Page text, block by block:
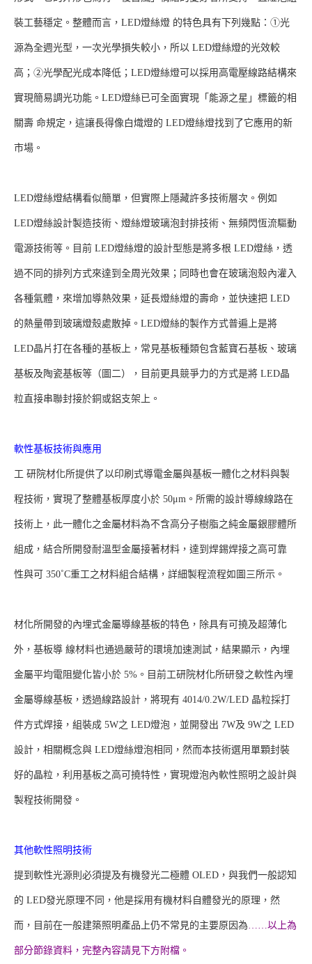
裝工藝穩定。整體而言，LED燈絲燈 的特色具有下列幾點：①光
源為全週光型，一次光學損失較小，所以 LED燈絲燈的光效較
高；②光學配光成本降低；LED燈絲燈可以採用高電壓線路結構來
實現簡易調光功能。LED燈絲已可全面實現「能源之星」標籤的相
關壽 命規定，這讓長得像白熾燈的 LED燈絲燈找到了它應用的新
市場。
LED燈絲燈結構看似簡單，但實際上隱藏許多技術層次。例如
LED燈絲設計製造技術、燈絲燈玻璃泡封排技術、無頻閃恆流驅動
電源技術等。目前 LED燈絲燈的設計型態是將多根 LED燈絲，透
過不同的排列方式來達到全周光效果；同時也會在玻璃泡殼內灌入
各種氣體，來增加導熱效果，延長燈絲燈的壽命，並快速把 LED
的熱量帶到玻璃燈殼處散掉。LED燈絲的製作方式普遍上是將
LED晶片打在各種的基板上，常見基板種類包含藍寶石基板、玻璃
基板及陶瓷基板等（圖二），目前更具競爭力的方式是將 LED晶
粒直接串聯封接於銅或鋁支架上。
軟性基板技術與應用
工 研院材化所提供了以印刷式導電金屬與基板一體化之材料與製
程技術，實現了整體基板厚度小於 50μm。所需的設計導線線路在
技術上，此一體化之金屬材料為不含高分子樹脂之純金屬銀膠體所
組成，結合所開發耐溫型金屬接著材料，達到焊錫焊接之高可靠
性與可 350˚C重工之材料組合結構，詳細製程流程如圖三所示。
材化所開發的內埋式金屬導線基板的特色，除具有可撓及超薄化
外，基板導 線材料也通過嚴苛的環境加速測試，結果顯示，內埋
金屬平均電阻變化皆小於 5%。目前工研院材化所研發之軟性內埋
金屬導線基板，透過線路設計，將現有 4014/0.2W/LED 晶粒採打
件方式焊接，組裝成 5W之 LED燈泡，並開發出 7W及 9W之 LED
設計，相關概念與 LED燈絲燈泡相同，然而本技術選用單顆封裝
好的晶粒，利用基板之高可撓特性，實現燈泡內軟性照明之設計與
製程技術開發。
其他軟性照明技術
提到軟性光源則必須提及有機發光二極體 OLED，與我們一般認知
的 LED發光原理不同，他是採用有機材料自體發光的原理，然
而，目前在一般建築照明產品上仍不常見的主要原因為……以上為
部分節錄資料，完整內容請見下方附檔。